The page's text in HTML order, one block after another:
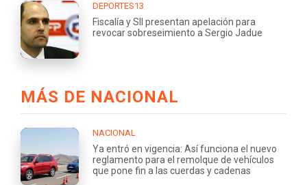
DEPORTES13
Fiscalía y SII presentan apelación para
revocar sobreseimiento a Sergio Jadue
MÁS DE NACIONAL
NACIONAL
Ya entró en vigencia: Así funciona el nuevo
reglamento para el remolque de vehículos
que pone fin a las cuerdas y cadenas